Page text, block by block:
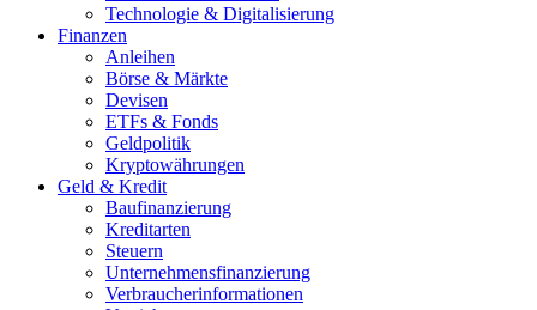
Technologie & Digitalisierung
Finanzen
Anleihen
Börse & Märkte
Devisen
ETFs & Fonds
Geldpolitik
Kryptowährungen
Geld & Kredit
Baufinanzierung
Kreditarten
Steuern
Unternehmensfinanzierung
Verbraucherinformationen